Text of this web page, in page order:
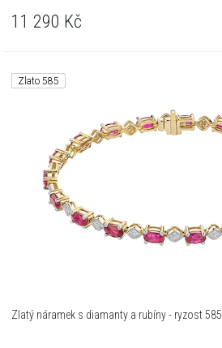
11 290 Kč
Zlato 585
Zlatý náramek s diamanty a rubíny - ryzost 585